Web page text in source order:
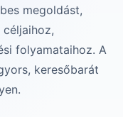
megoldást,
folyamataihoz. A
keresőbarát